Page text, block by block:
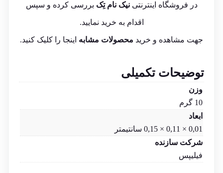
در فروشگاه اینترنتینیک نام تِک بررسی کرده و سپس
اقدام به خرید نمایید.
جهت مشاهده و خرید محصولات مشابه اینجا را کلیک کنید.
توضیحات تکمیلی
وزن
10 گرم
ابعاد
0,01 × 0,11 × 0,15 سانتیمتر
شرکت سازنده
فیلیپس